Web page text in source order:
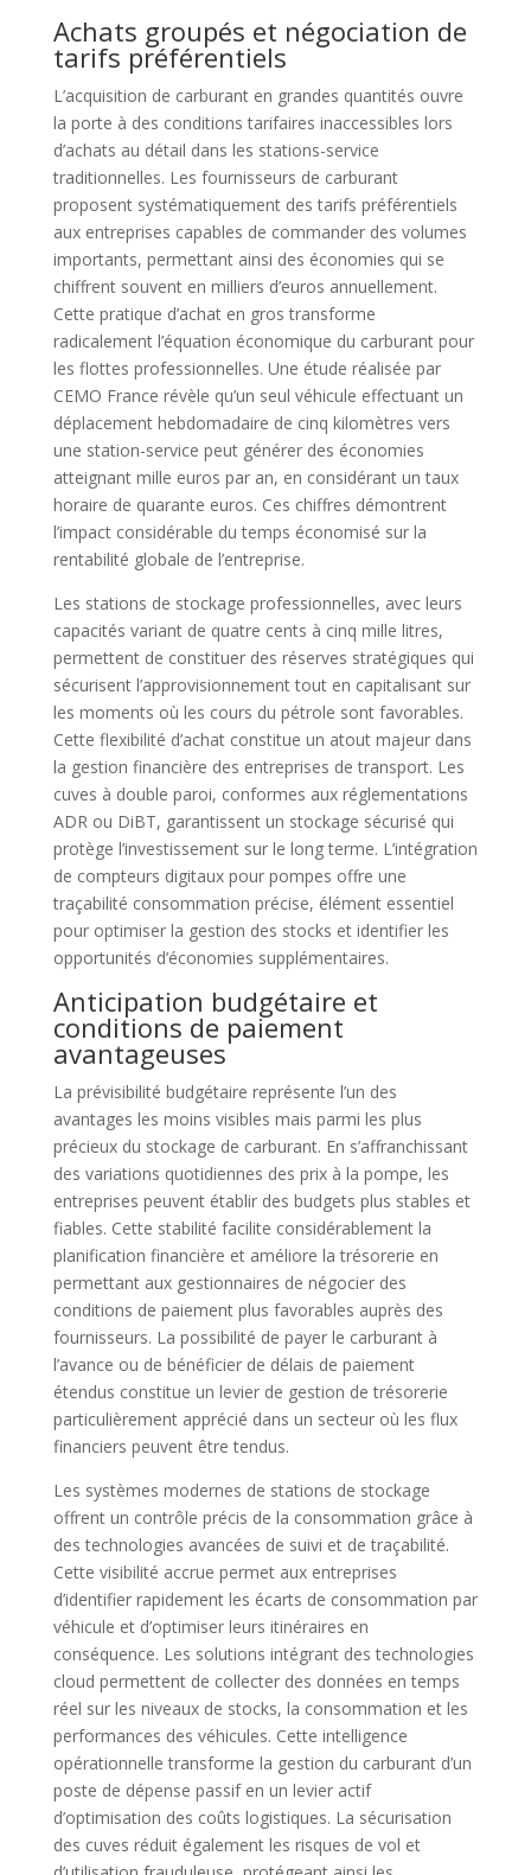
Achats groupés et négociation de
tarifs préférentiels
L’acquisition de carburant en grandes quantités ouvre
la porte à des conditions tarifaires inaccessibles lors
d’achats au détail dans les stations-service
traditionnelles. Les fournisseurs de carburant
proposent systématiquement des tarifs préférentiels
aux entreprises capables de commander des volumes
importants, permettant ainsi des économies qui se
chiffrent souvent en milliers d’euros annuellement.
Cette pratique d’achat en gros transforme
radicalement l’équation économique du carburant pour
les flottes professionnelles. Une étude réalisée par
CEMO France révèle qu’un seul véhicule effectuant un
déplacement hebdomadaire de cinq kilomètres vers
une station-service peut générer des économies
atteignant mille euros par an, en considérant un taux
horaire de quarante euros. Ces chiffres démontrent
l’impact considérable du temps économisé sur la
rentabilité globale de l’entreprise.
Les stations de stockage professionnelles, avec leurs
capacités variant de quatre cents à cinq mille litres,
permettent de constituer des réserves stratégiques qui
sécurisent l’approvisionnement tout en capitalisant sur
les moments où les cours du pétrole sont favorables.
Cette flexibilité d’achat constitue un atout majeur dans
la gestion financière des entreprises de transport. Les
cuves à double paroi, conformes aux réglementations
ADR ou DiBT, garantissent un stockage sécurisé qui
protège l’investissement sur le long terme. L’intégration
de compteurs digitaux pour pompes offre une
traçabilité consommation précise, élément essentiel
pour optimiser la gestion des stocks et identifier les
opportunités d’économies supplémentaires.
Anticipation budgétaire et
conditions de paiement
avantageuses
La prévisibilité budgétaire représente l’un des
avantages les moins visibles mais parmi les plus
précieux du stockage de carburant. En s’affranchissant
des variations quotidiennes des prix à la pompe, les
entreprises peuvent établir des budgets plus stables et
fiables. Cette stabilité facilite considérablement la
planification financière et améliore la trésorerie en
permettant aux gestionnaires de négocier des
conditions de paiement plus favorables auprès des
fournisseurs. La possibilité de payer le carburant à
l’avance ou de bénéficier de délais de paiement
étendus constitue un levier de gestion de trésorerie
particulièrement apprécié dans un secteur où les flux
financiers peuvent être tendus.
Les systèmes modernes de stations de stockage
offrent un contrôle précis de la consommation grâce à
des technologies avancées de suivi et de traçabilité.
Cette visibilité accrue permet aux entreprises
d’identifier rapidement les écarts de consommation par
véhicule et d’optimiser leurs itinéraires en
conséquence. Les solutions intégrant des technologies
cloud permettent de collecter des données en temps
réel sur les niveaux de stocks, la consommation et les
performances des véhicules. Cette intelligence
opérationnelle transforme la gestion du carburant d’un
poste de dépense passif en un levier actif
d’optimisation des coûts logistiques. La sécurisation
des cuves réduit également les risques de vol et